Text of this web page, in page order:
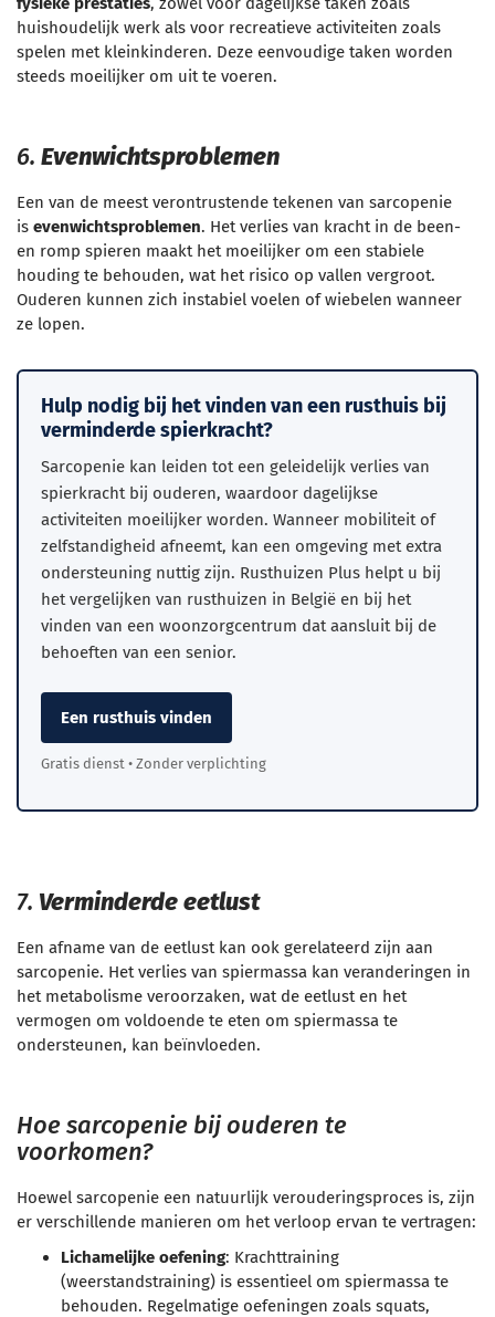
huishoudelijk werk als voor recreatieve activiteiten zoals
spelen met kleinkinderen. Deze eenvoudige taken worden
steeds moeilijker om uit te voeren.
6. Evenwichtsproblemen
Een van de meest verontrustende tekenen van sarcopenie
is evenwichtsproblemen. Het verlies van kracht in de been-
en romp spieren maakt het moeilijker om een stabiele
houding te behouden, wat het risico op vallen vergroot.
Ouderen kunnen zich instabiel voelen of wiebelen wanneer
ze lopen.
Hulp nodig bij het vinden van een rusthuis bij
verminderde spierkracht?
Sarcopenie kan leiden tot een geleidelijk verlies van
spierkracht bij ouderen, waardoor dagelijkse
activiteiten moeilijker worden. Wanneer mobiliteit of
zelfstandigheid afneemt, kan een omgeving met extra
ondersteuning nuttig zijn. Rusthuizen Plus helpt u bij
het vergelijken van rusthuizen in België en bij het
vinden van een woonzorgcentrum dat aansluit bij de
behoeften van een senior.
Een rusthuis vinden
Gratis dienst • Zonder verplichting
7. Verminderde eetlust
Een afname van de eetlust kan ook gerelateerd zijn aan
sarcopenie. Het verlies van spiermassa kan veranderingen in
het metabolisme veroorzaken, wat de eetlust en het
vermogen om voldoende te eten om spiermassa te
ondersteunen, kan beïnvloeden.
Hoe sarcopenie bij ouderen te
voorkomen?
Hoewel sarcopenie een natuurlijk verouderingsproces is, zijn
er verschillende manieren om het verloop ervan te vertragen:
Lichamelijke oefening: Krachttraining
(weerstandstraining) is essentieel om spiermassa te
behouden. Regelmatige oefeningen zoals squats,